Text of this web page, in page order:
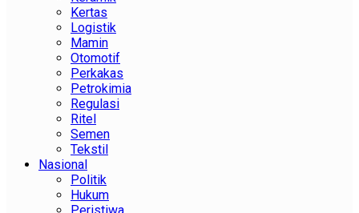
Kertas
Logistik
Mamin
Otomotif
Perkakas
Petrokimia
Regulasi
Ritel
Semen
Tekstil
Nasional
Politik
Hukum